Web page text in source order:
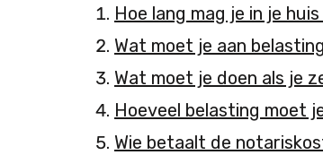
Hoe lang mag je in je
Wat moet je aan
Wat moet je doen als je
Hoeveel belasting moet
Wie betaalt de